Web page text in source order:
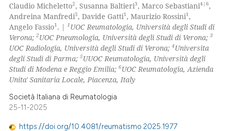
Mentioning
Contrasting
how this article has been
atscite.ai
shows how a scientific paper
Claudio Micheletto2, Susanna Baltieri3, Marco Sebastiani4|6,
Andreina Manfredi5, Davide Gatti1, Maurizio Rossini1,
Angelo Fassio1. |1 UOC Reumatologia, Università degli Studi di
Verona;2UOC Pneumologia, Università degli Studi di Verona;3
UOC Radiologia, Università degli Studi di Verona;4Universita
degli Studi di Parma;5UUOC Reumatologia, Università degli
Studi di Modena e Reggio Emilia;6UOC Reumatologia, Azienda
Unita' Sanitaria Locale, Piacenza, Italy
Società Italiana di Reumatologia
25-11-2025
https://doi.org/10.4081/reumatismo.2025.1977